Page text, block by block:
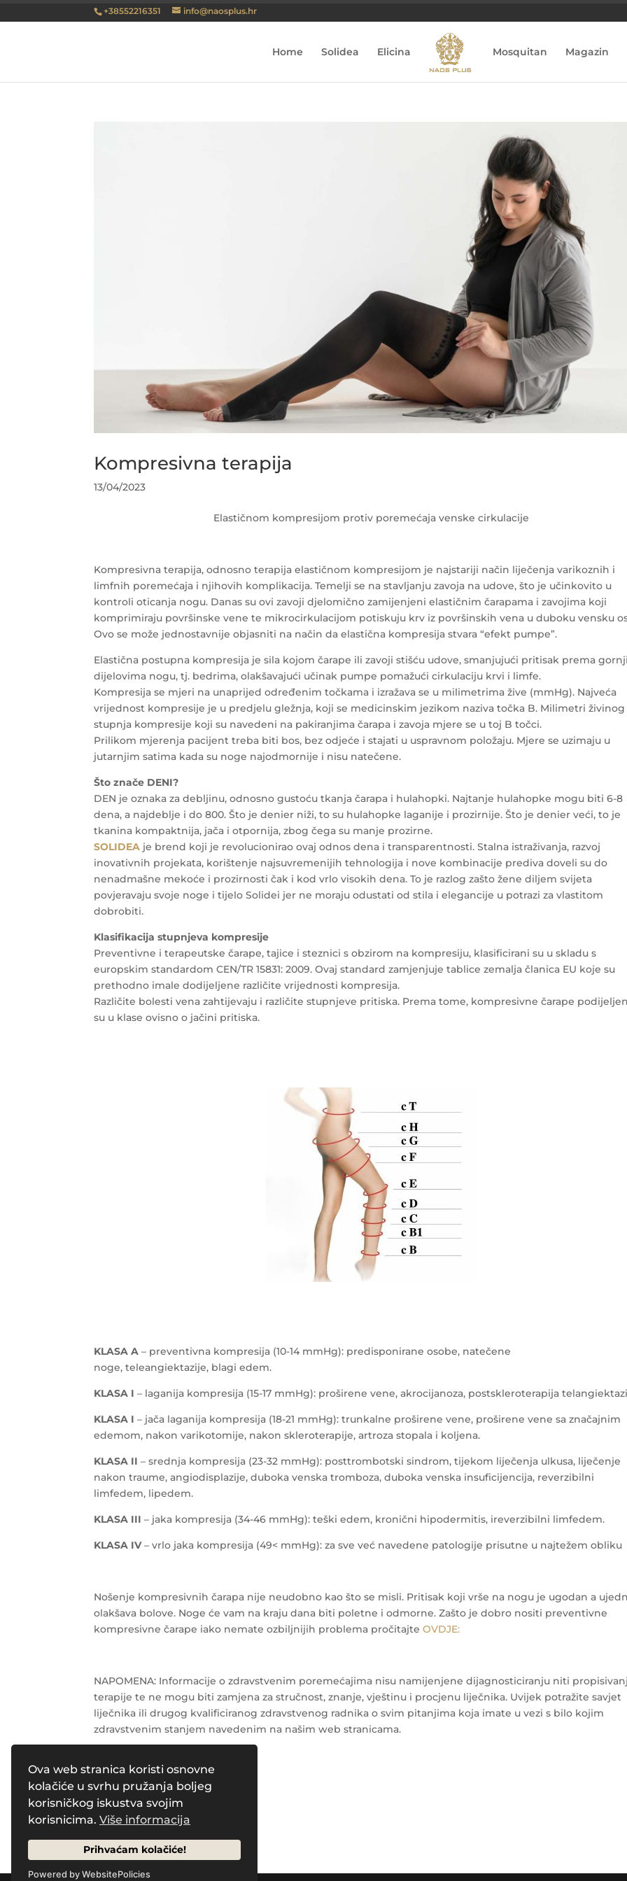
Ova web stranica koristi osnovne
kolačiće u svrhu pružanja boljeg
korisničkog iskustva svojim
korisnicima. Više informacija
Prihvaćam kolačiće!
Powered by WebsitePolicies
+38552216351 info@naosplus.hr
Home Solidea Elicina Mosquitan Magazin
Kompresivna terapija
13/04/2023
Elastičnom kompresijom protiv poremećaja venske cirkulacije
Kompresivna terapija, odnosno terapija elastičnom kompresijom je najstariji način liječenja varikoznih i
limfnih poremećaja i njihovih komplikacija. Temelji se na stavljanju zavoja na udove, što je učinkovito u
kontroli oticanja nogu. Danas su ovi zavoji djelomično zamijenjeni elastičnim čarapama i zavojima koji
komprimiraju površinske vene te mikrocirkulacijom potiskuju krv iz površinskih vena u duboku vensku
Ovo se može jednostavnije objasniti na način da elastična kompresija stvara “efekt pumpe”.
Elastična postupna kompresija je sila kojom čarape ili zavoji stišću udove, smanjujući pritisak prema
dijelovima nogu, tj. bedrima, olakšavajući učinak pumpe pomažući cirkulaciju krvi i limfe.
Kompresija se mjeri na unaprijed određenim točkama i izražava se u milimetrima žive (mmHg). Najveća
vrijednost kompresije je u predjelu gležnja, koji se medicinskim jezikom naziva točka B. Milimetri živinog
stupnja kompresije koji su navedeni na pakiranjima čarapa i zavoja mjere se u toj B točci.
Prilikom mjerenja pacijent treba biti bos, bez odjeće i stajati u uspravnom položaju. Mjere se uzimaju u
jutarnjim satima kada su noge najodmornije i nisu natečene.
Što znače DENI?
DEN je oznaka za debljinu, odnosno gustoću tkanja čarapa i hulahopki. Najtanje hulahopke mogu biti 6-8
dena, a najdeblje i do 800. Što je denier niži, to su hulahopke laganije i prozirnije. Što je denier veći, to je
tkanina kompaktnija, jača i otpornija, zbog čega su manje prozirne.
SOLIDEA je brend koji je revolucionirao ovaj odnos dena i transparentnosti. Stalna istraživanja, razvoj
inovativnih projekata, korištenje najsuvremenijih tehnologija i nove kombinacije prediva doveli su do
nenadmašne mekoće i prozirnosti čak i kod vrlo visokih dena. To je razlog zašto žene diljem svijeta
povjeravaju svoje noge i tijelo Solidei jer ne moraju odustati od stila i elegancije u potrazi za vlastitom
dobrobiti.
Klasifikacija stupnjeva kompresije
Preventivne i terapeutske čarape, tajice i steznici s obzirom na kompresiju, klasificirani su u skladu s
europskim standardom CEN/TR 15831: 2009. Ovaj standard zamjenjuje tablice zemalja članica EU koje su
prethodno imale dodijeljene različite vrijednosti kompresija.
Različite bolesti vena zahtijevaju i različite stupnjeve pritiska. Prema tome, kompresivne čarape
su u klase ovisno o jačini pritiska.
KLASA A– preventivna kompresija (10-14 mmHg): predisponirane osobe, natečene
noge, teleangiektazije, blagi edem.
KLASA I– laganija kompresija (15-17 mmHg): proširene vene, akrocijanoza, postskleroterapija
KLASA I– jača laganija kompresija (18-21 mmHg): trunkalne proširene vene, proširene vene sa značajnim
edemom, nakon varikotomije, nakon skleroterapije, artroza stopala i koljena.
KLASA II – srednja kompresija (23-32 mmHg): posttrombotski sindrom, tijekom liječenja ulkusa, liječenje
nakon traume, angiodisplazije, duboka venska tromboza, duboka venska insuficijencija, reverzibilni
limfedem, lipedem.
KLASA III – jaka kompresija (34-46 mmHg): teški edem, kronični hipodermitis, ireverzibilni limfedem.
KLASA IV– vrlo jaka kompresija (49< mmHg): za sve već navedene patologije prisutne u najtežem obliku
Nošenje kompresivnih čarapa nije neudobno kao što se misli. Pritisak koji vrše na nogu je ugodan a
olakšava bolove. Noge će vam na kraju dana biti poletne i odmorne. Zašto je dobro nositi preventivne
kompresivne čarape iako nemate ozbiljnijih problema pročitajteOVDJE:
NAPOMENA: Informacije o zdravstvenim poremećajima nisu namijenjene dijagnosticiranju niti
terapije te ne mogu biti zamjena za stručnost, znanje, vještinu i procjenu liječnika. Uvijek potražite savjet
liječnika ili drugog kvalificiranog zdravstvenog radnika o svim pitanjima koja imate u vezi s bilo kojim
zdravstvenim stanjem navedenim na našim web stranicama.
Powered byPleasure Magazines